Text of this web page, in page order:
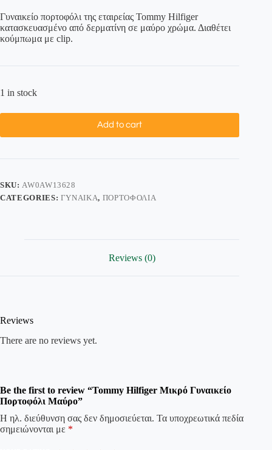
Γυναικείο πορτοφόλι της εταιρείας Tommy Hilfiger
κατασκευασμένο από δερματίνη σε μαύρο χρώμα. Διαθέτει
κούμπωμα με clip.
1 in stock
Add to cart
SKU: AW0AW13628
CATEGORIES: ΓΥΝΑΊΚΑ, ΠΟΡΤΟΦΌΛΙΑ
Reviews (0)
Reviews
There are no reviews yet.
Be the first to review “Tommy Hilfiger Μικρό Γυναικείο
Πορτοφόλι Μαύρο”
Η ηλ. διεύθυνση σας δεν δημοσιεύεται. Τα υποχρεωτικά πεδία
σημειώνονται με *